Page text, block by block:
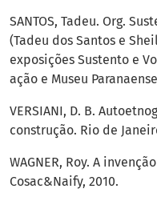
SANTOS, Tadeu. Org.
(Tadeu dos Santos e
exposições Sustento e
ação e Museu
VERSIANI, D. B.
construção. Rio de
WAGNER, Roy. A
Cosac&Naify, 2010.